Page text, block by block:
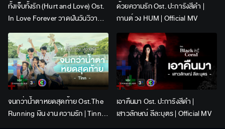
ทั้งเจ็บทั้งรัก (Hurt and Love) Ost.
In Love Forever วาดฝันวันวิวาห์ |
Lingling Kwong x Orm
Kornnaphat | Official Karaoke
ด้วยความรัก Ost. ปะการังสีดำ |
กานต์ วง HUM | Official MV
จนกว่าน้ำตาหยดสุดท้าย Ost.The
Running เงิน งาน ความรัก | Tinn |
เอาคืนมา Ost. ปะการังสีดำ |
เสาวลักษณ์ ลีละบุตร | Official MV